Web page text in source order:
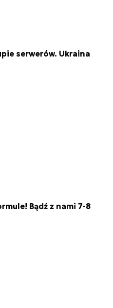
serwerów. Ukraina
Bądź z nami 7-8